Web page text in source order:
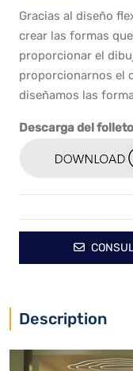
Gracias al diseño
crear las formas
proporcionar el
proporcionarnos el
diseñamos las
Descarga del
Description